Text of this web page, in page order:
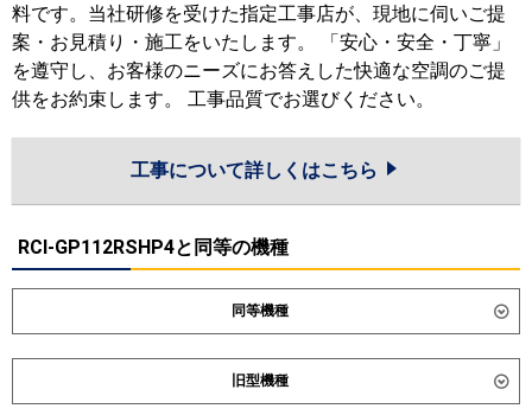
料です。当社研修を受けた指定工事店が、現地に伺いご提
案・お見積り・施工をいたします。 「安心・安全・丁寧」
を遵守し、お客様のニーズにお答えした快適な空調のご提
供をお約束します。 工事品質でお選びください。
工事について詳しくはこちら
RCI-GP112RSHP4と同等の機種
同等機種
ダイキン SZRC112CND SZRC112CD
SZRUC112CD
旧型機種